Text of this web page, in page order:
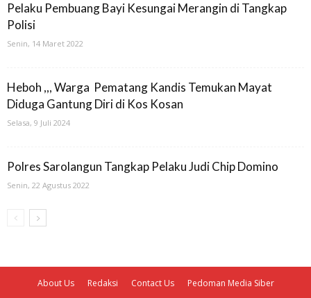
Pelaku Pembuang Bayi Kesungai Merangin di Tangkap
Polisi
Senin, 14 Maret 2022
Heboh ,,, Warga Pematang Kandis Temukan Mayat
Diduga Gantung Diri di Kos Kosan
Selasa, 9 Juli 2024
Polres Sarolangun Tangkap Pelaku Judi Chip Domino
Senin, 22 Agustus 2022
About Us Redaksi Contact Us Pedoman Media Siber